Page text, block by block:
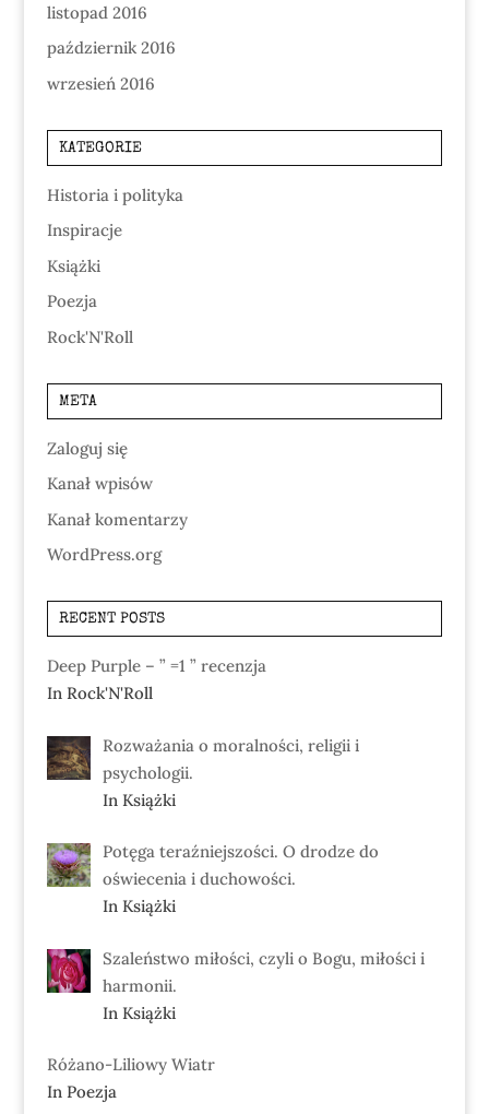
listopad 2016
październik 2016
wrzesień 2016
KATEGORIE
Historia i polityka
Inspiracje
Książki
Poezja
Rock'N'Roll
META
Zaloguj się
Kanał wpisów
Kanał komentarzy
WordPress.org
RECENT POSTS
Deep Purple – ” =1 ” recenzja
In Rock'N'Roll
Rozważania o moralności, religii i
psychologii.
In Książki
Potęga teraźniejszości. O drodze do
oświecenia i duchowości.
In Książki
Szaleństwo miłości, czyli o Bogu, miłości i
harmonii.
In Książki
Różano-Liliowy Wiatr
In Poezja